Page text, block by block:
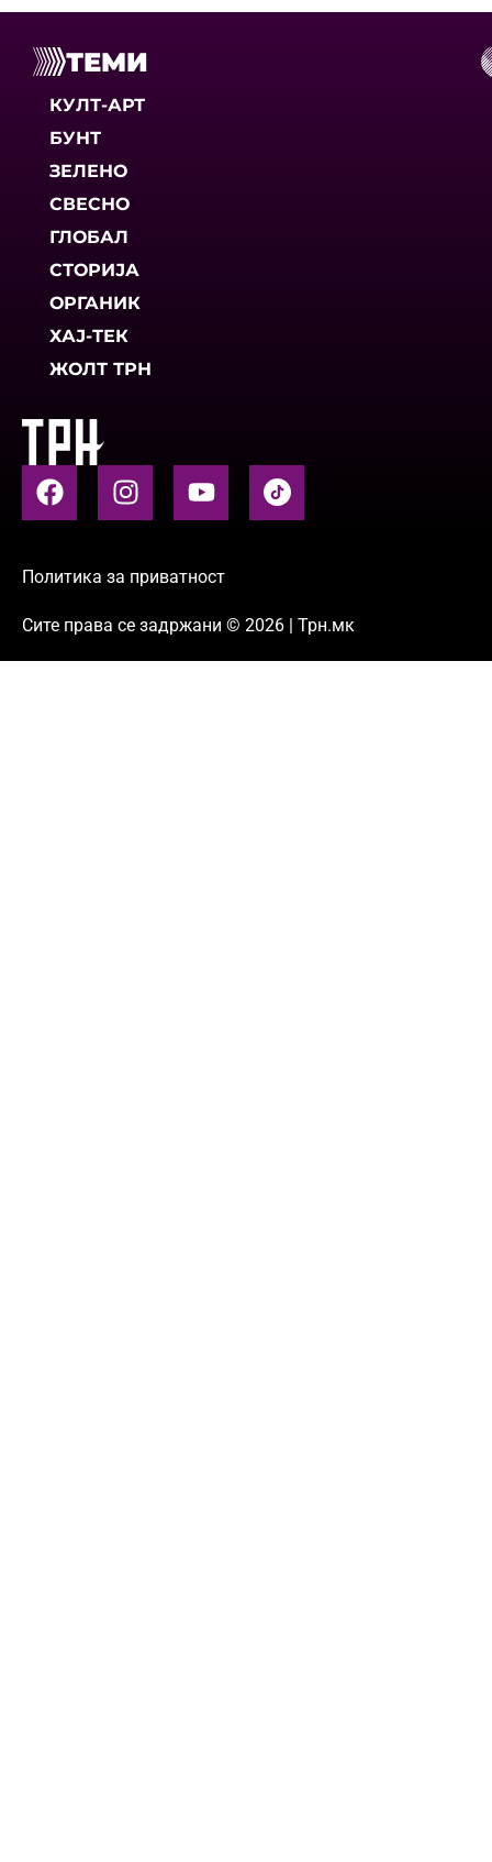
ТЕМИ
КУЛТ-АРТ
БУНТ
ЗЕЛЕНО
СВЕСНО
ГЛОБАЛ
СТОРИЈА
ОРГАНИК
ХАЈ-ТЕК
ЖОЛТ ТРН
Политика за приватност
Сите права се задржани © 2026 | Трн.мк